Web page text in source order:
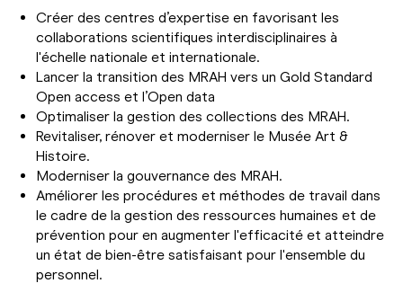
Créer des centres d’expertise en favorisant les
collaborations scientifiques interdisciplinaires à
l'échelle nationale et internationale.
Lancer la transition des MRAH vers un Gold Standard
Open access et l’Open data
Optimaliser la gestion des collections des MRAH.
Revitaliser, rénover et moderniser le Musée Art &
Histoire.
Moderniser la gouvernance des MRAH.
Améliorer les procédures et méthodes de travail dans
le cadre de la gestion des ressources humaines et de
prévention pour en augmenter l'efficacité et atteindre
un état de bien-être satisfaisant pour l'ensemble du
personnel.